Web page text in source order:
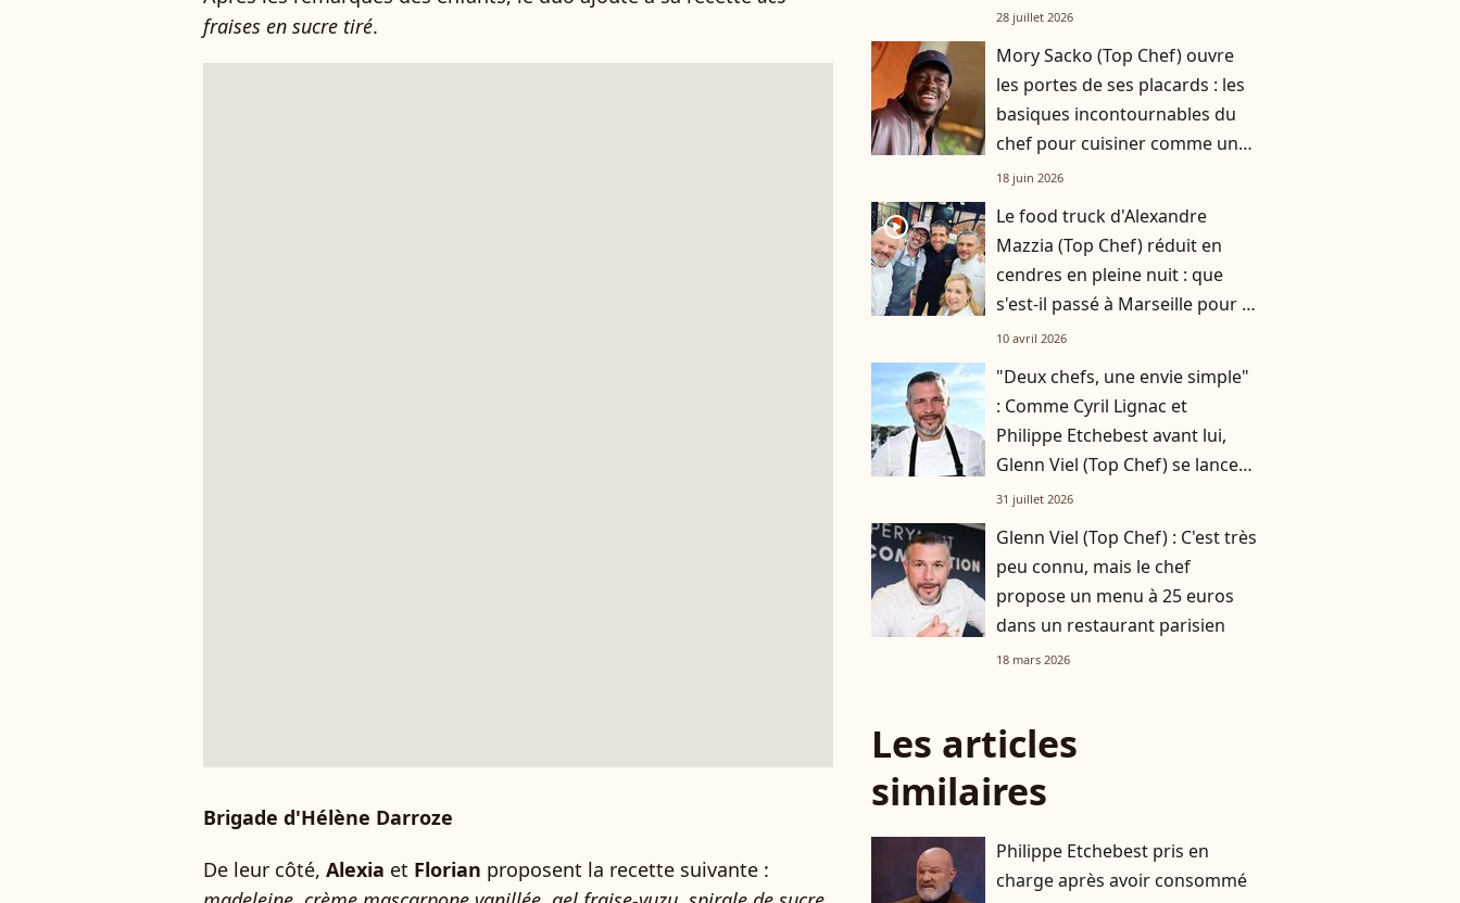
fraises en sucre tiré.
Brigade d'Hélène Darroze
De leur côté, Alexia et Florian proposent la recette suivante :
un nouveau chapitre
28 juillet 2026
Mory Sacko (Top Chef) ouvre
les portes de ses placards : les
basiques incontournables du
chef pour cuisiner comme un
pro
18 juin 2026
player2
Le food truck d'Alexandre
Mazzia (Top Chef) réduit en
cendres en pleine nuit : que
s'est-il passé à Marseille pour le
chef triplement étoilé ?
10 avril 2026
"Deux chefs, une envie simple"
: Comme Cyril Lignac et
Philippe Etchebest avant lui,
Glenn Viel (Top Chef) se lance
dans une nouvelle aventure
31 juillet 2026
Glenn Viel (Top Chef) : C'est très
peu connu, mais le chef
propose un menu à 25 euros
dans un restaurant parisien
18 mars 2026
Les articles
similaires
Philippe Etchebest pris en
charge après avoir consommé